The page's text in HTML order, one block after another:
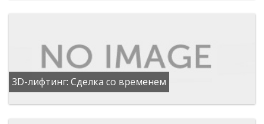
3D-лифтинг: Сделка со временем